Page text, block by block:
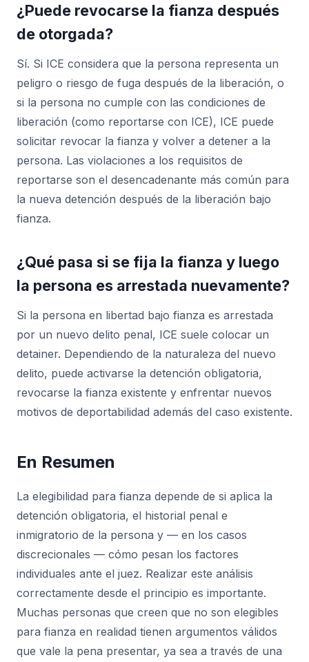
¿Puede revocarse la fianza después
de otorgada?
Sí. Si ICE considera que la persona representa un
peligro o riesgo de fuga después de la liberación, o
si la persona no cumple con las condiciones de
liberación (como reportarse con ICE), ICE puede
solicitar revocar la fianza y volver a detener a la
persona. Las violaciones a los requisitos de
reportarse son el desencadenante más común para
la nueva detención después de la liberación bajo
fianza.
¿Qué pasa si se fija la fianza y luego
la persona es arrestada nuevamente?
Si la persona en libertad bajo fianza es arrestada
por un nuevo delito penal, ICE suele colocar un
detainer. Dependiendo de la naturaleza del nuevo
delito, puede activarse la detención obligatoria,
revocarse la fianza existente y enfrentar nuevos
motivos de deportabilidad además del caso existente.
En Resumen
La elegibilidad para fianza depende de si aplica la
detención obligatoria, el historial penal e
inmigratorio de la persona y — en los casos
discrecionales — cómo pesan los factores
individuales ante el juez. Realizar este análisis
correctamente desde el principio es importante.
Muchas personas que creen que no son elegibles
para fianza en realidad tienen argumentos válidos
que vale la pena presentar, ya sea a través de una